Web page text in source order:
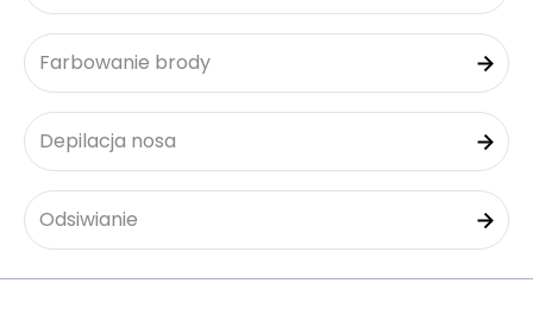
Farbowanie brody
Depilacja nosa
Odsiwianie